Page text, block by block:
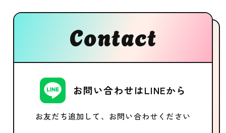
Contact
お問い合わせはLINEから
お友だち追加して、お問い合わせください